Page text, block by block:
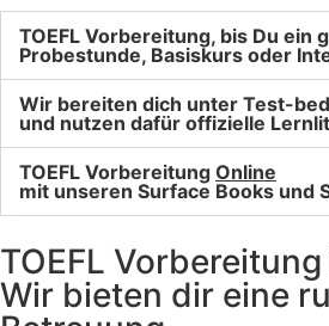
TOEFL Vorbereitung, bis Du ein
Probestunde, Basiskurs oder
Wir bereiten dich unter Test-
und nutzen dafür offizielle
TOEFL Vorbereitung Online
mit unseren Surface Books und
TOEFL
Wir bieten dir eine